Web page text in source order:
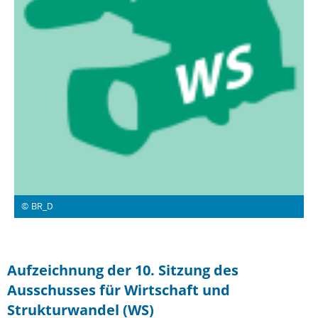
BR_D
Aufzeichnung der 10. Sitzung des
Ausschusses für Wirtschaft und
Strukturwandel (WS)